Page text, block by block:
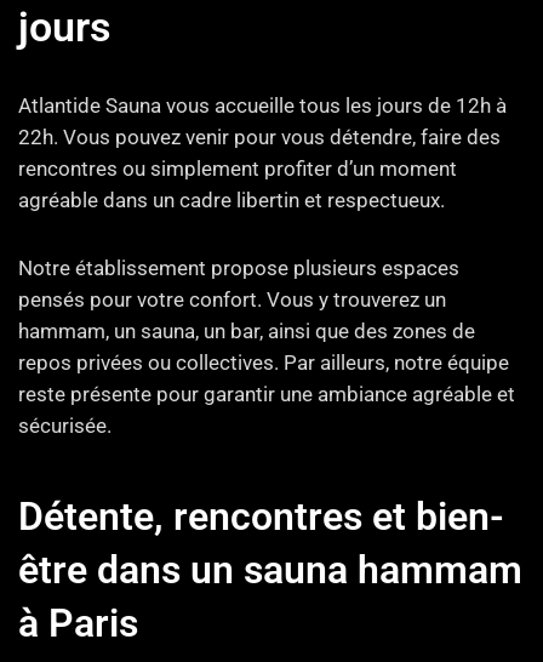
jours
Atlantide Sauna vous accueille tous les jours de 12h à
22h. Vous pouvez venir pour vous détendre, faire des
rencontres ou simplement profiter d’un moment
agréable dans un cadre libertin et respectueux.
Notre établissement propose plusieurs espaces
pensés pour votre confort. Vous y trouverez un
hammam, un sauna, un bar, ainsi que des zones de
repos privées ou collectives. Par ailleurs, notre équipe
reste présente pour garantir une ambiance agréable et
sécurisée.
Détente, rencontres et bien-
être dans un sauna hammam
à Paris